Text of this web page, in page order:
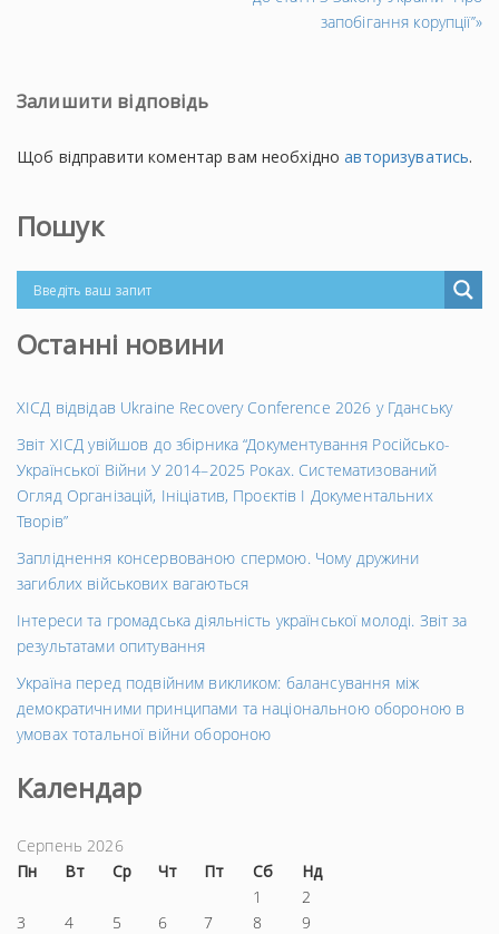
запобігання корупції’’»
Залишити відповідь
Щоб відправити коментар вам необхідноавторизуватись.
Пошук
Останні новини
ХІСД відвідав Ukraine Recovery Conference 2026 у Гданську
Звіт ХІСД увійшов до збірника “Документування Російсько-
Української Війни У 2014–2025 Роках. Систематизований
Огляд Організацій, Ініціатив, Проєктів І Документальних
Творів”
Запліднення консервованою спермою. Чому дружини
загиблих військових вагаються
Інтереси та громадська діяльність української молоді. Звіт за
результатами опитування
Україна перед подвійним викликом: балансування між
демократичними принципами та національною обороною в
умовах тотальної війни обороною
Календар
Серпень 2026
Пн
Вт Ср Чт Пт Сб
Нд
1
2
3
4 5 6 7 8
9